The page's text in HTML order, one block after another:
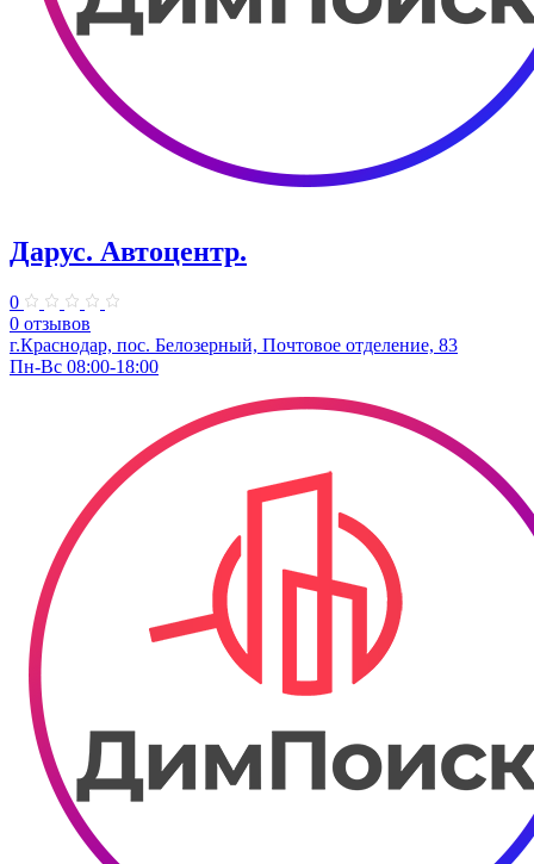
Дарус. Автоцентр.
0
0 отзывов
г.Краснодар, пос. Белозерный, Почтовое отделение, 83
Пн-Вс 08:00-18:00